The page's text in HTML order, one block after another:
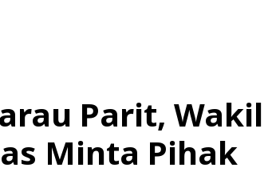
Parit, Wakil
Minta Pihak